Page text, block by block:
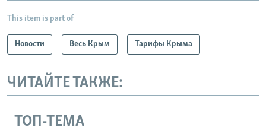
This item is part of
Новости Весь Крым Тарифы Крыма
ЧИТАЙТЕ ТАКЖЕ:
ТОП-ТЕМА